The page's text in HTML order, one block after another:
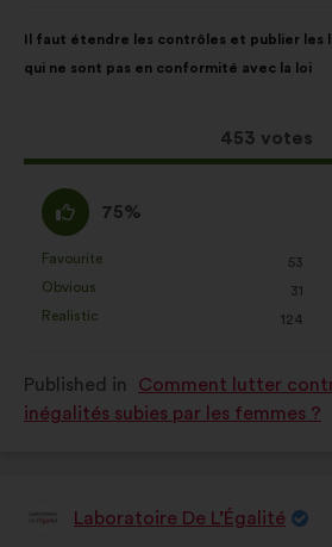
content
Il faut étendre les contrôles et publier les
qui ne sont pas en conformité avec la loi
This
proposal
453 votes
the
following
I
agree
:
75%
as:
Favourite
: 53
times
Obvious
: 31
times
Realistic
: 124
times
Published in
Comment lutter
inégalités subies par les femmes ?
ProposalLaboratoire De L’Égalité